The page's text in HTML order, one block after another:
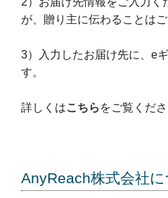
が、贈り主に伝わることはご
3）入力したお届け先に、e
す。
詳しくはこちら をご覧くださ
AnyReach株式会社